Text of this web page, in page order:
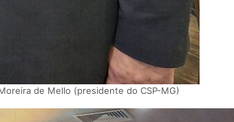
de Mello (presidente do CSP-MG)